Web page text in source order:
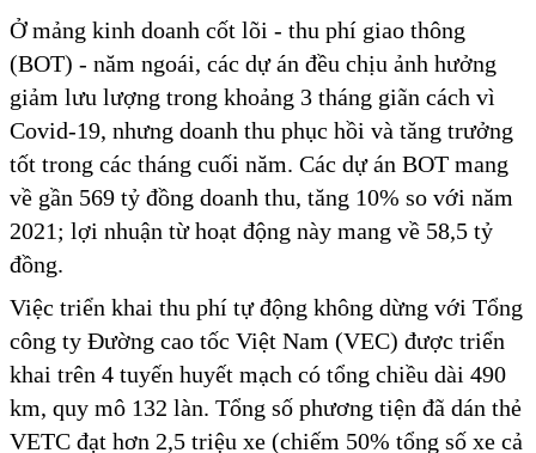
Ở mảng kinh doanh cốt lõi - thu phí giao thông
(BOT) - năm ngoái, các dự án đều chịu ảnh hưởng
giảm lưu lượng trong khoảng 3 tháng giãn cách vì
Covid-19, nhưng doanh thu phục hồi và tăng trưởng
tốt trong các tháng cuối năm. Các dự án BOT mang
về gần 569 tỷ đồng doanh thu, tăng 10% so với năm
2021; lợi nhuận từ hoạt động này mang về 58,5 tỷ
đồng.
Việc triển khai thu phí tự động không dừng với Tổng
công ty Đường cao tốc Việt Nam (VEC) được triển
khai trên 4 tuyến huyết mạch có tổng chiều dài 490
km, quy mô 132 làn. Tổng số phương tiện đã dán thẻ
VETC đạt hơn 2,5 triệu xe (chiếm 50% tổng số xe cả